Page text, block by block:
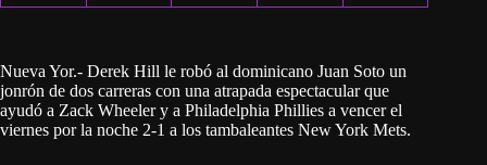
Nueva Yor.- Derek Hill le robó al dominicano Juan Soto un
jonrón de dos carreras con una atrapada espectacular que
ayudó a Zack Wheeler y a Philadelphia Phillies a vencer el
viernes por la noche 2-1 a los tambaleantes New York Mets.